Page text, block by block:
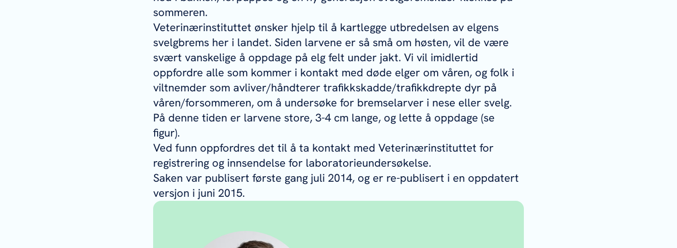
sommeren.
Veterinærinstituttet ønsker hjelp til å kartlegge utbredelsen av elgens
svelgbrems her i landet. Siden larvene er så små om høsten, vil de være
svært vanskelige å oppdage på elg felt under jakt. Vi vil imidlertid
oppfordre alle som kommer i kontakt med døde elger om våren, og folk i
viltnemder som avliver/håndterer trafikkskadde/trafikkdrepte dyr på
våren/forsommeren, om å undersøke for bremselarver i nese eller svelg.
På denne tiden er larvene store, 3-4 cm lange, og lette å oppdage (se
figur).
Ved funn oppfordres det til å ta kontakt med Veterinærinstituttet for
registrering og innsendelse for laboratorieundersøkelse.
Saken var publisert første gang juli 2014, og er re-publisert i en oppdatert
versjon i juni 2015.